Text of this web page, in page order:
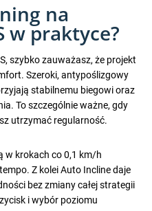
na
w praktyce?
szybko zauważasz, że projekt
Szeroki, antypoślizgowy
stabilnemu biegowi oraz
To szczególnie ważne, gdy
utrzymać regularność.
w krokach co 0,1 km/h
Z kolei Auto Incline daje
bez zmiany całej strategii
i wybór poziomu